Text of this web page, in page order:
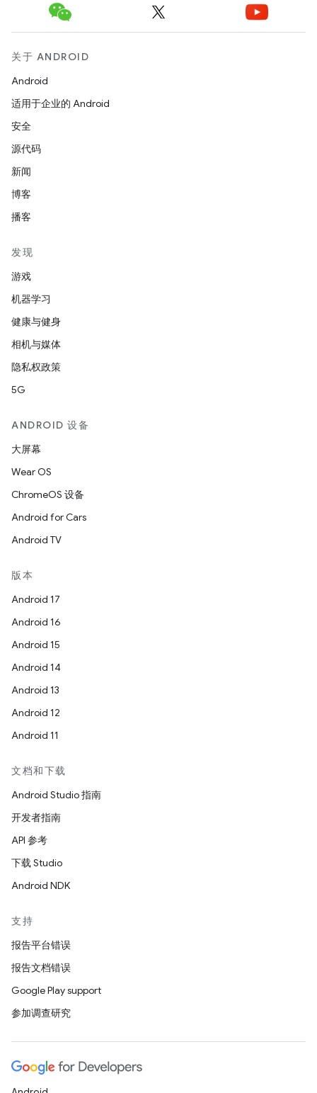
关于 ANDROID
Android
适用于企业的 Android
安全
源代码
新闻
博客
播客
发现
游戏
机器学习
健康与健身
相机与媒体
隐私权政策
5G
ANDROID 设备
大屏幕
Wear OS
ChromeOS 设备
Android for Cars
Android TV
版本
Android 17
Android 16
Android 15
Android 14
Android 13
Android 12
Android 11
文档和下载
Android Studio 指南
开发者指南
API 参考
下载 Studio
Android NDK
支持
报告平台错误
报告文档错误
Google Play support
参加调查研究